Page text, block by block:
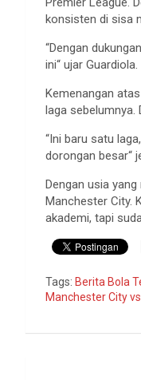
konsisten di sisa
“Dengan dukungan
ini“ ujar Guardiola.
Kemenangan atas
laga sebelumnya.
“Ini baru satu laga,
dorongan besar“
Dengan usia yang
Manchester City.
akademi, tapi
Tags: Berita Bola
Manchester City